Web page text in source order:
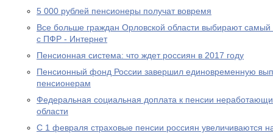
5 000 рублей пенсионеры получат вовремя
Все больше граждан Орловской области выбирают
с ПФР - Интернет
Пенсионная система: что ждет россиян в 2017 году
Пенсионный фонд России завершил единовременную
пенсионерам
Федеральная социальная доплата к пенсии
области
С 1 февраля страховые пенсии россиян увеличиваются